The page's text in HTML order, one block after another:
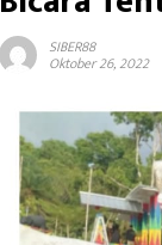
SIBER88
Oktober 26, 2022